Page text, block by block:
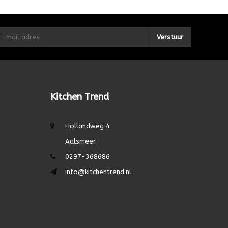
Verstuur
Kitchen Trend
Hollandweg 4
Aalsmeer
0297-368686
info@kitchentrend.nl